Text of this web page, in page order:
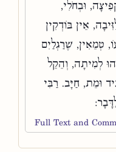
וּבְחֹלִי,
אֵין בּוֹדְקִין
טְמֵאִין, שֶׁרַגְלַיִם
לְמִיתָה, וְהֵקֵל
וּמֵת, חַיָּב. רַבִּי
Full Text and